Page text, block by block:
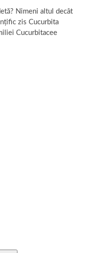
Nimeni altul decât
zis Cucurbita
Cucurbitacee